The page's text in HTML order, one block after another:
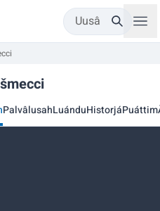
Uusâ
PalvâlusahLuánduHistorjáPuáttim